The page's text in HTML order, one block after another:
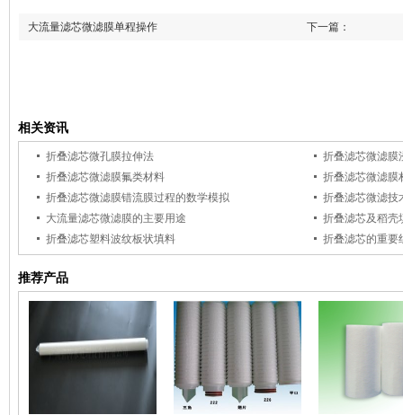
下一篇：
大流量滤芯微滤膜单程操作
相关资讯
折叠滤芯微孔膜拉伸法
折叠滤芯微滤膜
折叠滤芯微滤膜氟类材料
折叠滤芯微滤膜
折叠滤芯微滤膜错流膜过程的数学模拟
折叠滤芯微滤技
大流量滤芯微滤膜的主要用途
折叠滤芯及稻壳
折叠滤芯塑料波纹板状填料
折叠滤芯的重要
推荐产品